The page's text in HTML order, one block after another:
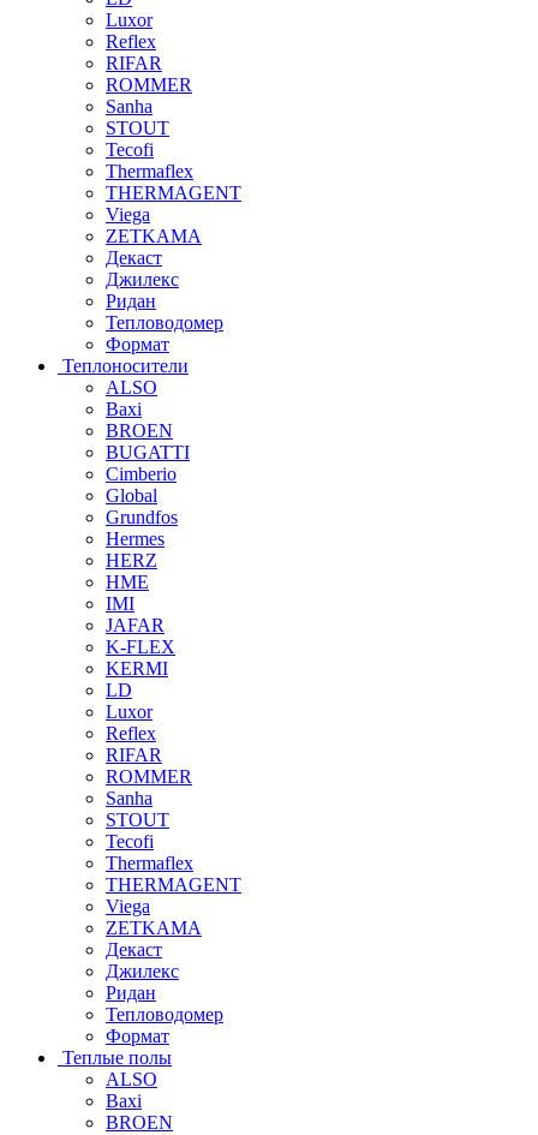
Luxor
Reflex
RIFAR
ROMMER
Sanha
STOUT
Tecofi
Thermaflex
THERMAGENT
Viega
ZETKAMA
Декаст
Джилекс
Ридан
Тепловодомер
Формат
Теплоносители
ALSO
Baxi
BROEN
BUGATTI
Cimberio
Global
Grundfos
Hermes
HERZ
HME
IMI
JAFAR
K-FLEX
KERMI
LD
Luxor
Reflex
RIFAR
ROMMER
Sanha
STOUT
Tecofi
Thermaflex
THERMAGENT
Viega
ZETKAMA
Декаст
Джилекс
Ридан
Тепловодомер
Формат
Теплые полы
ALSO
Baxi
BROEN